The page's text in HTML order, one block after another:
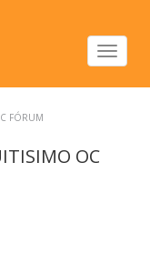
Toggle
FÓRUM
OC